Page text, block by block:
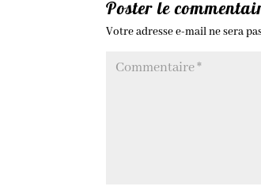
Poster le
Votre adresse e-mail ne sera